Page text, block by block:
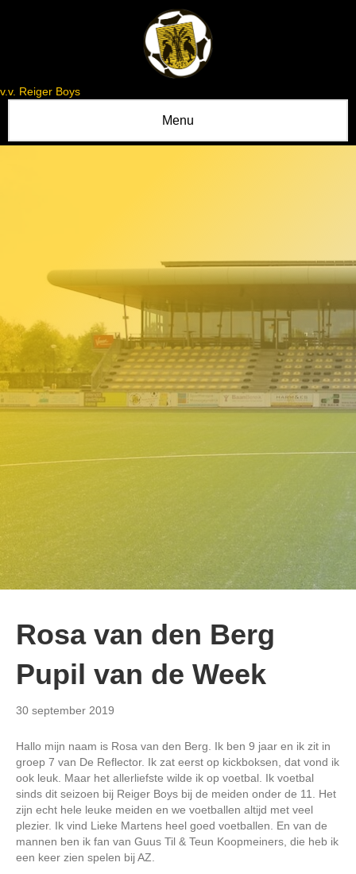
v.v. Reiger Boys
Menu
Rosa van den Berg
Pupil van de Week
30 september 2019
Hallo mijn naam is Rosa van den Berg. Ik ben 9 jaar en ik zit in
groep 7 van De Reflector. Ik zat eerst op kickboksen, dat vond ik
ook leuk. Maar het allerliefste wilde ik op voetbal. Ik voetbal
sinds dit seizoen bij Reiger Boys bij de meiden onder de 11. Het
zijn echt hele leuke meiden en we voetballen altijd met veel
plezier. Ik vind Lieke Martens heel goed voetballen. En van de
mannen ben ik fan van Guus Til & Teun Koopmeiners, die heb ik
een keer zien spelen bij AZ.